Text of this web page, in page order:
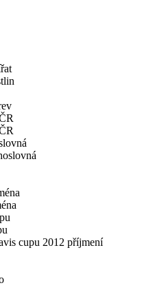
cupu 2012 příjmení